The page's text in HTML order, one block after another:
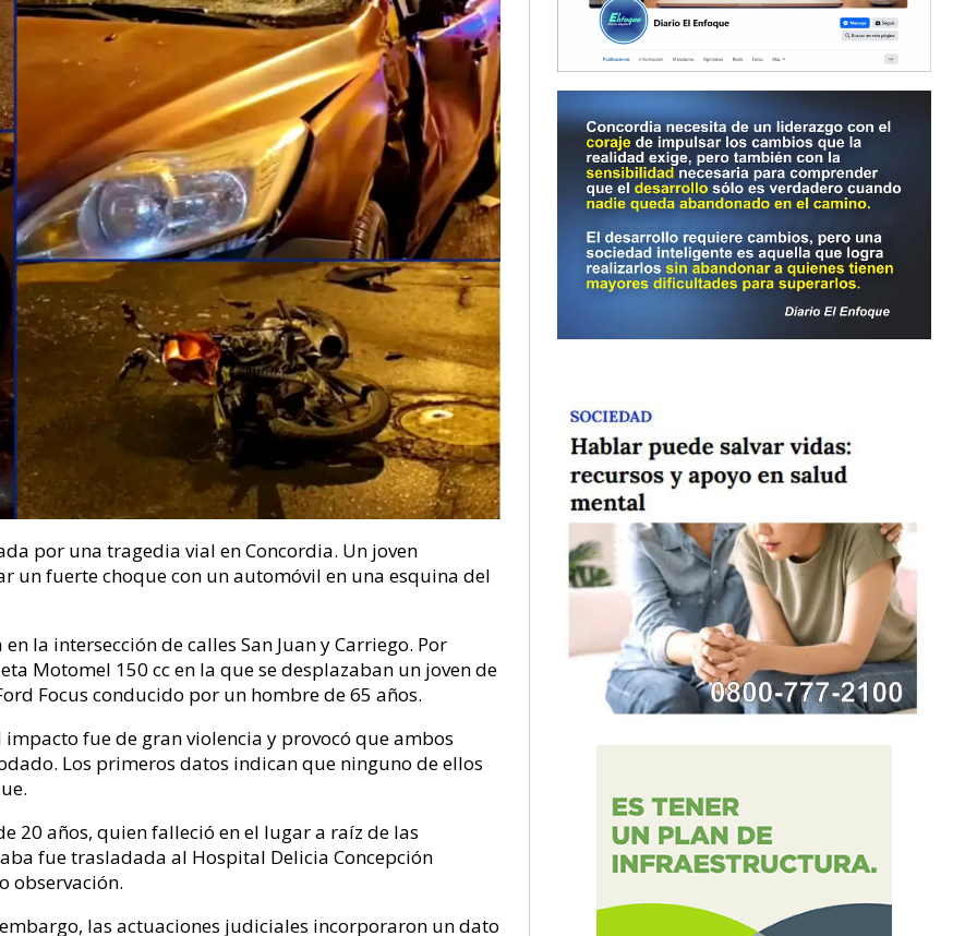
por una tragedia vial en Concordia. Un joven
un fuerte choque con un automóvil en una esquina del
la intersección de calles San Juan y Carriego. Por
Motomel 150 cc en la que se desplazaban un joven de
Focus conducido por un hombre de 65 años.
fue de gran violencia y provocó que ambos
Los primeros datos indican que ninguno de ellos
20 años, quien falleció en el lugar a raíz de las
fue trasladada al Hospital Delicia Concepción
observación.
las actuaciones judiciales incorporaron un dato